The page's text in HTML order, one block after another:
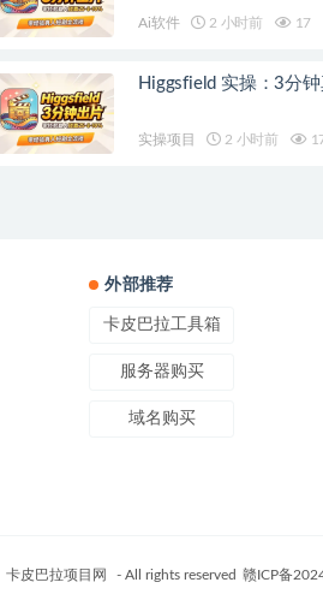
Ai软件 2 小时前 17
Higgsfield 实操：3分
实操项目 2 小时前
外部推荐
卡皮巴拉工具箱
服务器购买
域名购买
卡皮巴拉项目网 - All rights reserved 赣ICP备